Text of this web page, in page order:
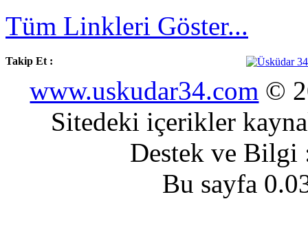
Tüm Linkleri Göster...
Takip Et :
www.uskudar34.com ©
Sitedeki içerikler
Destek ve
Bu sayfa